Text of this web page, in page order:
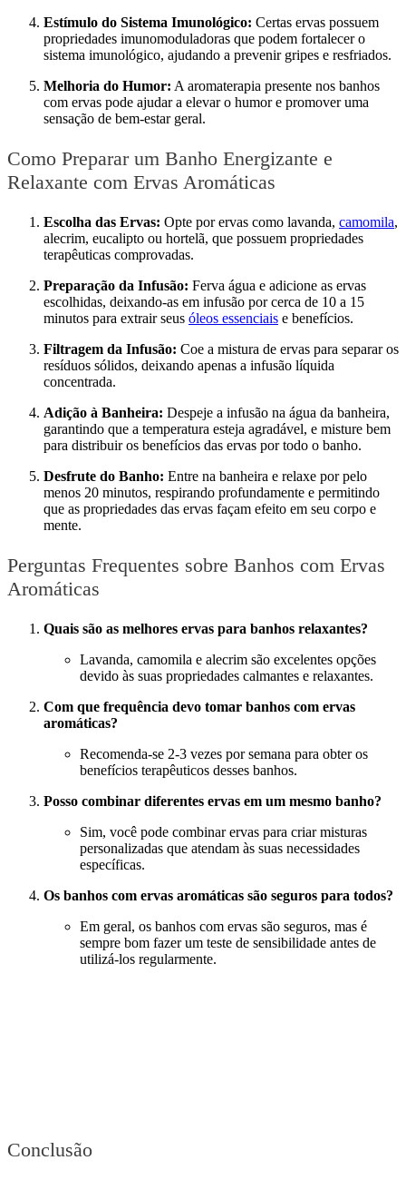
Estímulo do Sistema Imunológico: Certas ervas possuem
propriedades imunomoduladoras que podem fortalecer o
sistema imunológico, ajudando a prevenir gripes e resfriados.
Melhoria do Humor: A aromaterapia presente nos banhos
com ervas pode ajudar a elevar o humor e promover uma
sensação de bem-estar geral.
Como Preparar um Banho Energizante e
Relaxante com Ervas Aromáticas
Escolha das Ervas: Opte por ervas como lavanda, camomila,
alecrim, eucalipto ou hortelã, que possuem propriedades
terapêuticas comprovadas.
Preparação da Infusão: Ferva água e adicione as ervas
escolhidas, deixando-as em infusão por cerca de 10 a 15
minutos para extrair seus óleos essenciais e benefícios.
Filtragem da Infusão: Coe a mistura de ervas para separar os
resíduos sólidos, deixando apenas a infusão líquida
concentrada.
Adição à Banheira: Despeje a infusão na água da banheira,
garantindo que a temperatura esteja agradável, e misture bem
para distribuir os benefícios das ervas por todo o banho.
Desfrute do Banho: Entre na banheira e relaxe por pelo
menos 20 minutos, respirando profundamente e permitindo
que as propriedades das ervas façam efeito em seu corpo e
mente.
Perguntas Frequentes sobre Banhos com Ervas
Aromáticas
Quais são as melhores ervas para banhos relaxantes?
Lavanda, camomila e alecrim são excelentes opções
devido às suas propriedades calmantes e relaxantes.
Com que frequência devo tomar banhos com ervas
aromáticas?
Recomenda-se 2-3 vezes por semana para obter os
benefícios terapêuticos desses banhos.
Posso combinar diferentes ervas em um mesmo banho?
Sim, você pode combinar ervas para criar misturas
personalizadas que atendam às suas necessidades
específicas.
Os banhos com ervas aromáticas são seguros para todos?
Em geral, os banhos com ervas são seguros, mas é
sempre bom fazer um teste de sensibilidade antes de
utilizá-los regularmente.
Conclusão